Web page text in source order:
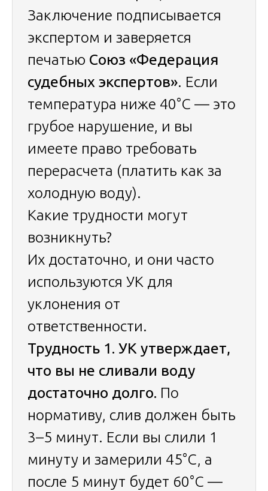
Заключение подписывается
экспертом и заверяется
печатью Союз «Федерация
судебных экспертов». Если
температура ниже 40°C — это
грубое нарушение, и вы
имеете право требовать
перерасчета (платить как за
холодную воду).
Какие трудности могут
возникнуть?
Их достаточно, и они часто
используются УК для
уклонения от
ответственности.
Трудность 1. УК утверждает,
что вы не сливали воду
достаточно долго. По
нормативу, слив должен быть
3–5 минут. Если вы слили 1
минуту и замерили 45°C, а
после 5 минут будет 60°C —